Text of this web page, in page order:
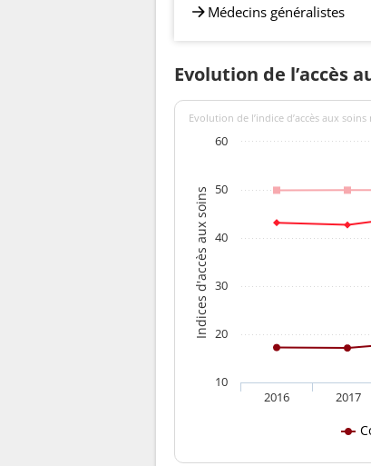
Médecins généralistes
Evolution de l’accès
Indices d'accès aux soins
Evolution de l’indice d’accès aux
2016 2017
10
20
30
40
50
60